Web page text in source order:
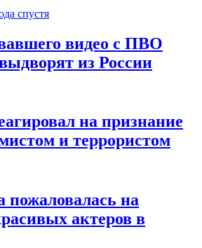
спустя
видео с ПВО
из России
на признание
и террористом
пожаловалась на
актеров в